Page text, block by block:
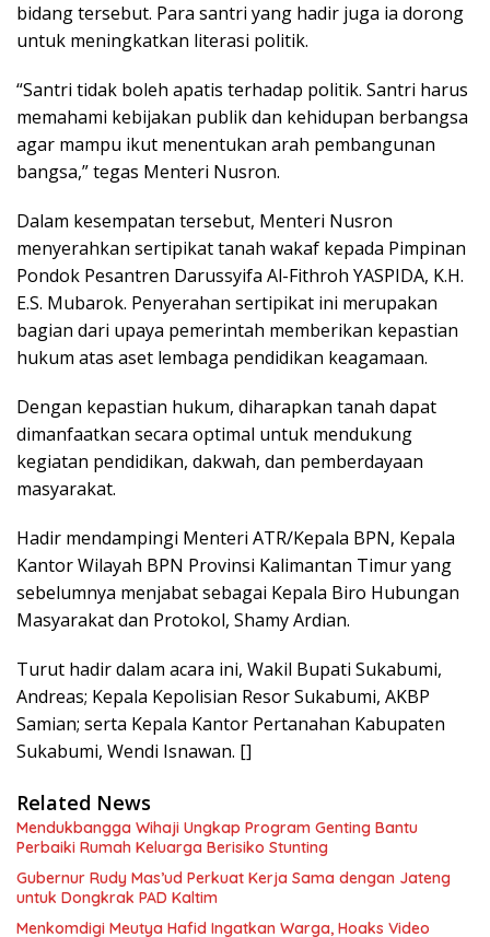
bidang tersebut. Para santri yang hadir juga ia dorong
untuk meningkatkan literasi politik.
“Santri tidak boleh apatis terhadap politik. Santri harus
memahami kebijakan publik dan kehidupan berbangsa
agar mampu ikut menentukan arah pembangunan
bangsa,” tegas Menteri Nusron.
Dalam kesempatan tersebut, Menteri Nusron
menyerahkan sertipikat tanah wakaf kepada Pimpinan
Pondok Pesantren Darussyifa Al-Fithroh YASPIDA, K.H.
E.S. Mubarok. Penyerahan sertipikat ini merupakan
bagian dari upaya pemerintah memberikan kepastian
hukum atas aset lembaga pendidikan keagamaan.
Dengan kepastian hukum, diharapkan tanah dapat
dimanfaatkan secara optimal untuk mendukung
kegiatan pendidikan, dakwah, dan pemberdayaan
masyarakat.
Hadir mendampingi Menteri ATR/Kepala BPN, Kepala
Kantor Wilayah BPN Provinsi Kalimantan Timur yang
sebelumnya menjabat sebagai Kepala Biro Hubungan
Masyarakat dan Protokol, Shamy Ardian.
Turut hadir dalam acara ini, Wakil Bupati Sukabumi,
Andreas; Kepala Kepolisian Resor Sukabumi, AKBP
Samian; serta Kepala Kantor Pertanahan Kabupaten
Sukabumi, Wendi Isnawan. []
Related News
Mendukbangga Wihaji Ungkap Program Genting Bantu
Perbaiki Rumah Keluarga Berisiko Stunting
Gubernur Rudy Mas’ud Perkuat Kerja Sama dengan Jateng
untuk Dongkrak PAD Kaltim
Menkomdigi Meutya Hafid Ingatkan Warga, Hoaks Video